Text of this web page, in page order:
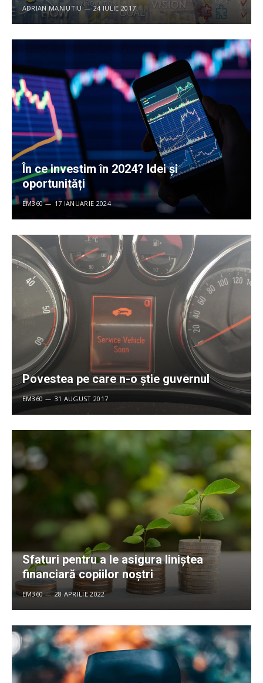
ADRIAN MANIUTIU 24 IULIE 2017
În ce investim în 2024? Idei și
oportunități
EM360 17 IANUARIE 2024
Povestea pe care n-o știe guvernul
EM360 31 AUGUST 2017
Sfaturi pentru a le asigura liniștea
financiară copiilor noștri
EM360 28 APRILIE 2022